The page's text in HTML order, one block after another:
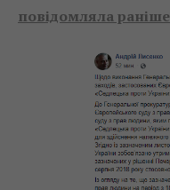
повідомляла раніше